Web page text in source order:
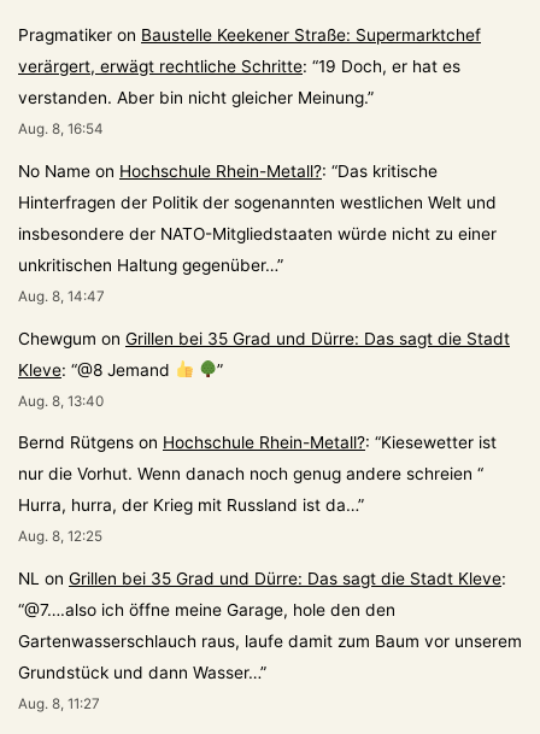
Pragmatiker on Baustelle Keekener Straße: Supermarktchef
verärgert, erwägt rechtliche Schritte: “19 Doch, er hat es
verstanden. Aber bin nicht gleicher Meinung.”
Aug. 8, 16:54
No Name on Hochschule Rhein-Metall?: “Das kritische
Hinterfragen der Politik der sogenannten westlichen Welt und
insbesondere der NATO-Mitgliedstaaten würde nicht zu einer
unkritischen Haltung gegenüber…”
Aug. 8, 14:47
Chewgum on Grillen bei 35 Grad und Dürre: Das sagt die Stadt
Kleve: “@8 Jemand ”
Aug. 8, 13:40
Bernd Rütgens on Hochschule Rhein-Metall?: “Kiesewetter ist
nur die Vorhut. Wenn danach noch genug andere schreien “
Hurra, hurra, der Krieg mit Russland ist da…”
Aug. 8, 12:25
NL on Grillen bei 35 Grad und Dürre: Das sagt die Stadt Kleve:
“@7….also ich öffne meine Garage, hole den den
Gartenwasserschlauch raus, laufe damit zum Baum vor unserem
Grundstück und dann Wasser…”
Aug. 8, 11:27